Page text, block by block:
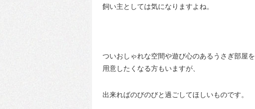
飼い主としては気になりますよね。
ついおしゃれな空間や遊び心のあるうさぎ部屋を
用意したくなる方もいますが、
出来ればのびのびと過ごしてほしいものです。